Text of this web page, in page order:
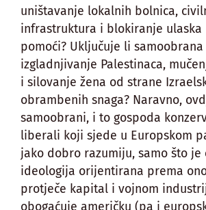
uništavanje lokalnih bolnica,
infrastruktura i blokiranje ulaska
pomoći? Uključuje li
izgladnjivanje Palestinaca,
i silovanje žena od strane
obrambenih snaga? Naravno,
samoobrani, i to gospoda
liberali koji sjede u Europskom
jako dobro razumiju, samo što
ideologija orijentirana prema
protječe kapital i vojnom
obogaćuje američku (pa i